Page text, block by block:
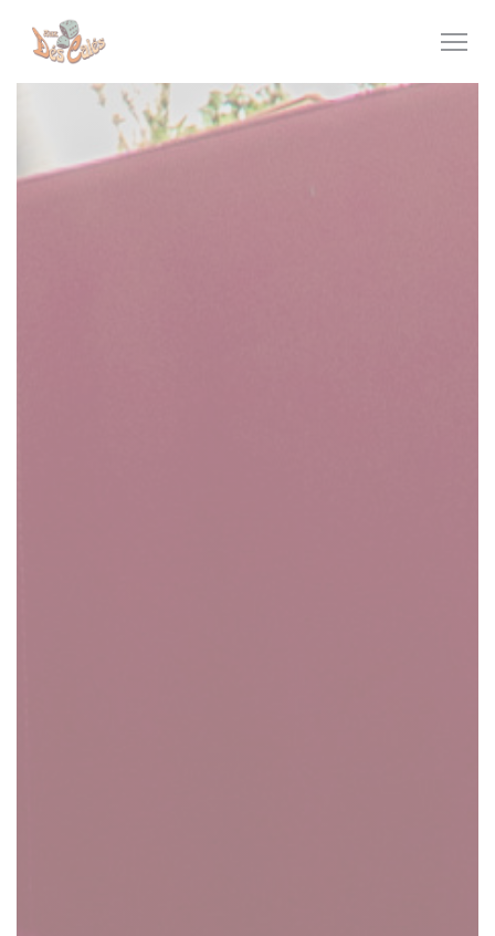
Personalizzazione delle tue scelte sui cookie